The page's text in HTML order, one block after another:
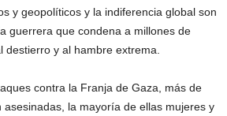
y geopolíticos y la indiferencia global son
guerrera que condena a millones de
destierro y al hambre extrema.
contra la Franja de Gaza, más de
la mayoría de ellas mujeres y